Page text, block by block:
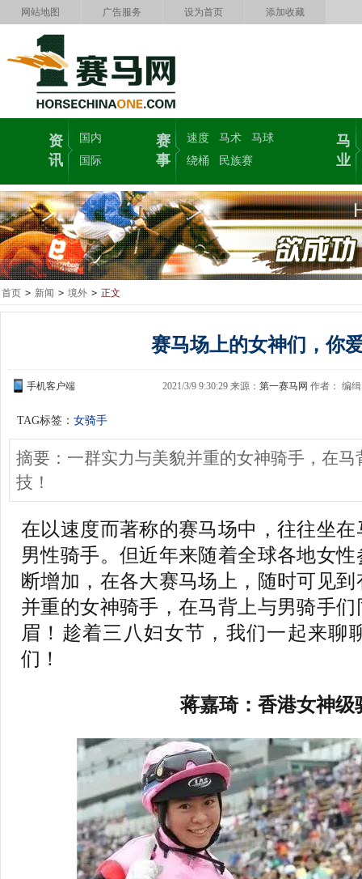
网站地图 广告服务 设为首页 添加收藏
资
讯
国内
国际
赛
事
速度 马术
马球
绕桶
民族赛
马
业
首页 > 新闻 > 境外 > 正文
赛马场上的女神们，你
手机客户端 2021/3/9 9:30:29 来源：第一赛马网 作者： 编
TAG标签： 女骑手
摘要：一群实力与美貌并重的女神骑手，在
技！
在以速度而著称的赛马场中，往往坐
男性骑手。但近年来随着全球各地女
断增加，在各大赛马场上，随时可见
并重的女神骑手，在马背上与男骑手
眉！趁着三八妇女节，我们一起来聊
们！
蒋嘉琦：香港女神级